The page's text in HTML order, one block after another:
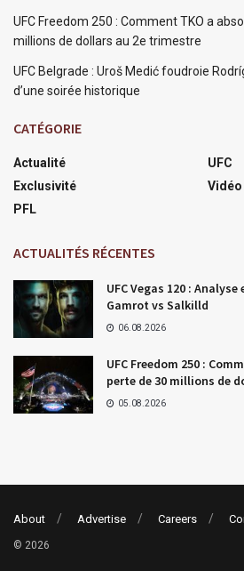
UFC Freedom 250 : Comment TKO a
millions de dollars au 2e trimestre
UFC Belgrade : Uroš Medić foudroie
d’une soirée historique
CATÉGORIE
Actualité
Exclusivité
PFL
UFC
Vidéo
ACTUALITÉS RÉCENTES
UFC Vegas 120 :
Gamrot vs Salkilld
06.08.2026
UFC Freedom 250 :
perte de 30 millions de
05.08.2026
About Advertise Careers
© 2026